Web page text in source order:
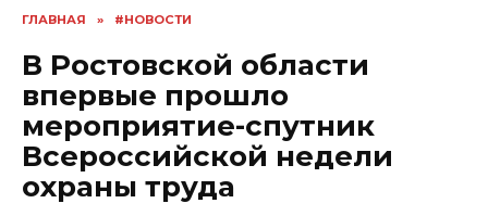
ГЛАВНАЯ » #НОВОСТИ
В Ростовской области
впервые прошло
мероприятие-спутник
Всероссийской недели
охраны труда